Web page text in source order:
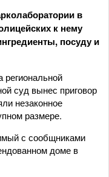
в
к нему
посуду и
суд вынес приговор
незаконное
размере.
с сообщниками
доме в